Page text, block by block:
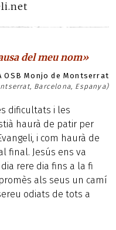
del meu nom»
OSB Monjo de Montserrat
Barcelona, Espanya)
dificultats i les
haurà de patir per
i com haurà de
final. Jesús ens va
rere dia fins a la fi
als seus un camí
odiats de tots a